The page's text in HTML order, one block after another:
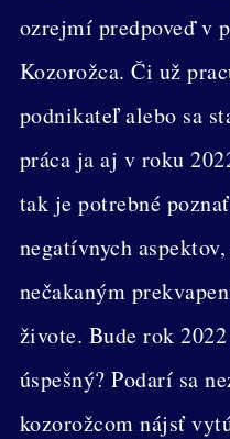
ozrejmí predpoveď v
Kozorožca. Či už
podnikateľ alebo sa
práca ja aj v roku
tak je potrebné
negatívnych
nečakaným
živote. Bude rok
úspešný? Podarí sa
kozorožcom nájsť